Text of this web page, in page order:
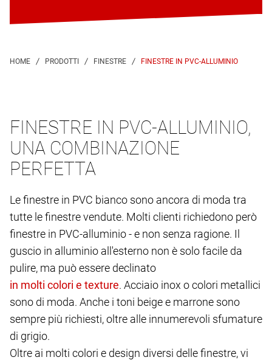
FINESTRE IN PVC-ALLUMINIO
FINESTRE IN PVC-ALLUMINIO,
UNA COMBINAZIONE
PERFETTA
Le finestre in PVC bianco sono ancora di moda tra
tutte le finestre vendute. Molti clienti richiedono però
finestre in PVC-alluminio - e non senza ragione. Il
guscio in alluminio all'esterno non è solo facile da
pulire, ma può essere declinato
. Acciaio inox o colori metallici
sono di moda. Anche i toni beige e marrone sono
sempre più richiesti, oltre alle innumerevoli sfumature
di grigio.
Oltre ai molti colori e design diversi delle finestre, vi